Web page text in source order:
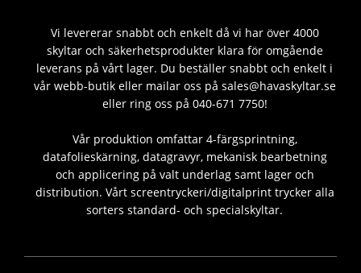
Vi levererar snabbt och enkelt då vi har över 4000
skyltar och säkerhetsprodukter klara för omgående
leverans på vårt lager. Du beställer snabbt och enkelt i
vår webb-butik eller mailar oss på sales@havaskyltar.se
eller ring oss på 040-671 7750!
Vår produktion omfattar 4-färgsprintning,
datafolieskärning, datagravyr, mekanisk bearbetning
och applicering på valt underlag samt lager och
distribution. Vårt screentryckeri/digitalprint trycker alla
sorters standard- och specialskyltar.